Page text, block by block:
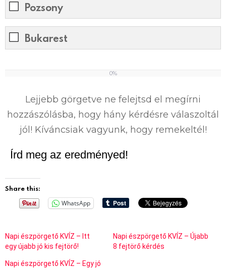
Pozsony
Bukarest
0%
Lejjebb görgetve ne felejtsd el megírni
hozzászólásba, hogy hány kérdésre válaszoltál
jól! Kíváncsiak vagyunk, hogy remekeltél!
Írd meg az eredményed!
Share this:
WhatsApp
Napi észpörgető KVÍZ – Itt
egy újabb jó kis fejtörő!
Napi észpörgető KVÍZ – Újabb
8 fejtörő kérdés
Napi észpörgető KVÍZ – Egy jó